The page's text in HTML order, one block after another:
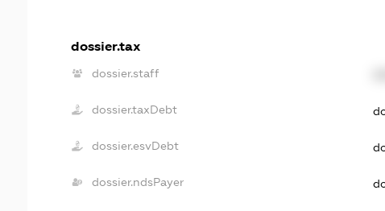
dossier.tax
dossier.staff
dossier.taxDebt
dossier.esvDebt
dossier.ndsPayer